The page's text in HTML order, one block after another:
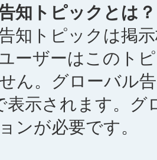
知トピックとは？
知トピックは掲
ーザーはこのト
ん。グローバル
表示されます。
ンが必要です。